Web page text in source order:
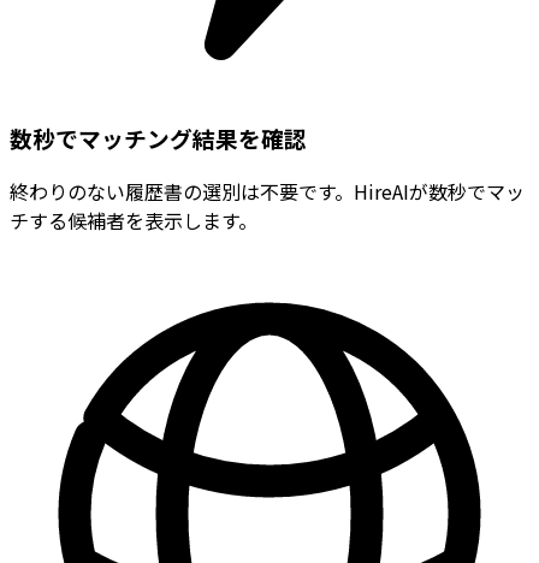
数秒でマッチング結果を確認
終わりのない履歴書の選別は不要です。HireAIが数秒でマッ
チする候補者を表示します。